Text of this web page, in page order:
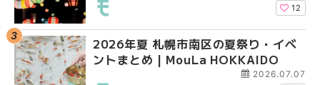
12
2026年夏 札幌市南区の夏祭り・イベ
ントまとめ | MouLa HOKKAIDO
2026.07.07
2026年夏 札幌市北区
ントまとめ | MouLa
2026年夏 札幌市西区
ントまとめ | MouLa